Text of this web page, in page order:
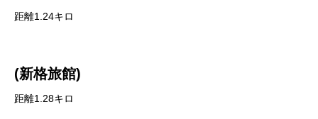
距離1.24キロ
(新格旅館)
距離1.28キロ